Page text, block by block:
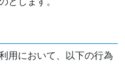
用において、以下の行為